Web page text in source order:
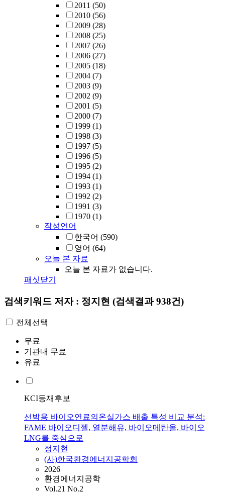
2011 (50)
2010 (56)
2009 (28)
2008 (25)
2007 (26)
2006 (27)
2005 (18)
2004 (7)
2003 (9)
2002 (9)
2001 (5)
2000 (7)
1999 (1)
1998 (3)
1997 (5)
1996 (5)
1995 (2)
1994 (1)
1993 (1)
1992 (2)
1991 (3)
1970 (1)
작성언어
한국어 (590)
영어 (64)
오늘 본 자료
오늘 본 자료가 없습니다.
패싯닫기
검색키워드 저자 : 정지현 (검색결과 938건)
전체선택
무료
기관내 무료
유료
KCI등재후보
선박용 바이오연료의온실가스 배출 특성 비교 분석:
FAME 바이오디젤, 열분해유, 바이오메탄올, 바이오
LNG를 중심으로
정지현
(사)한국환경에너지공학회
2026
환경에너지공학
Vol.21 No.2